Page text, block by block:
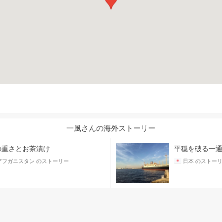
一風さんの海外ストーリー
重さとお茶漬け
ガニスタン のストーリー
平穏を破る一
日本 のストー